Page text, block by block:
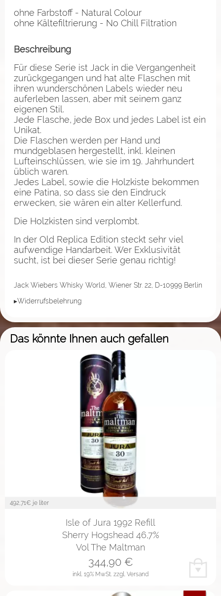
ohne Farbstoff - Natural Colour
ohne Kältefiltrierung - No Chill Filtration
Beschreibung
Für diese Serie ist Jack in die Vergangenheit
zurückgegangen und hat alte Flaschen mit
ihren wunderschönen Labels wieder neu
auferleben lassen, aber mit seinem ganz
eigenen Stil.
Jede Flasche, jede Box und jedes Label ist ein
Unikat.
Die Flaschen werden per Hand und
mundgeblasen hergestellt, inkl. kleinen
Lufteinschlüssen, wie sie im 19. Jahrhundert
üblich waren.
Jedes Label, sowie die Holzkiste bekommen
eine Patina, so dass sie den Eindruck
erwecken, sie wären ein alter Kellerfund.
Die Holzkisten sind verplombt.
In der Old Replica Edition steckt sehr viel
aufwendige Handarbeit. Wer Exklusivität
sucht, ist bei dieser Serie genau richtig!
Jack Wiebers Whisky World, Wiener Str. 22, D-10999 Berlin
▸Widerrufsbelehrung
Das könnte Ihnen auch gefallen
492,71€ je liter
Isle of Jura 1992 Refill
Sherry Hogshead 46,7%
Vol The Maltman
inkl. 19% MwSt. zzgl. Versand
344,90€